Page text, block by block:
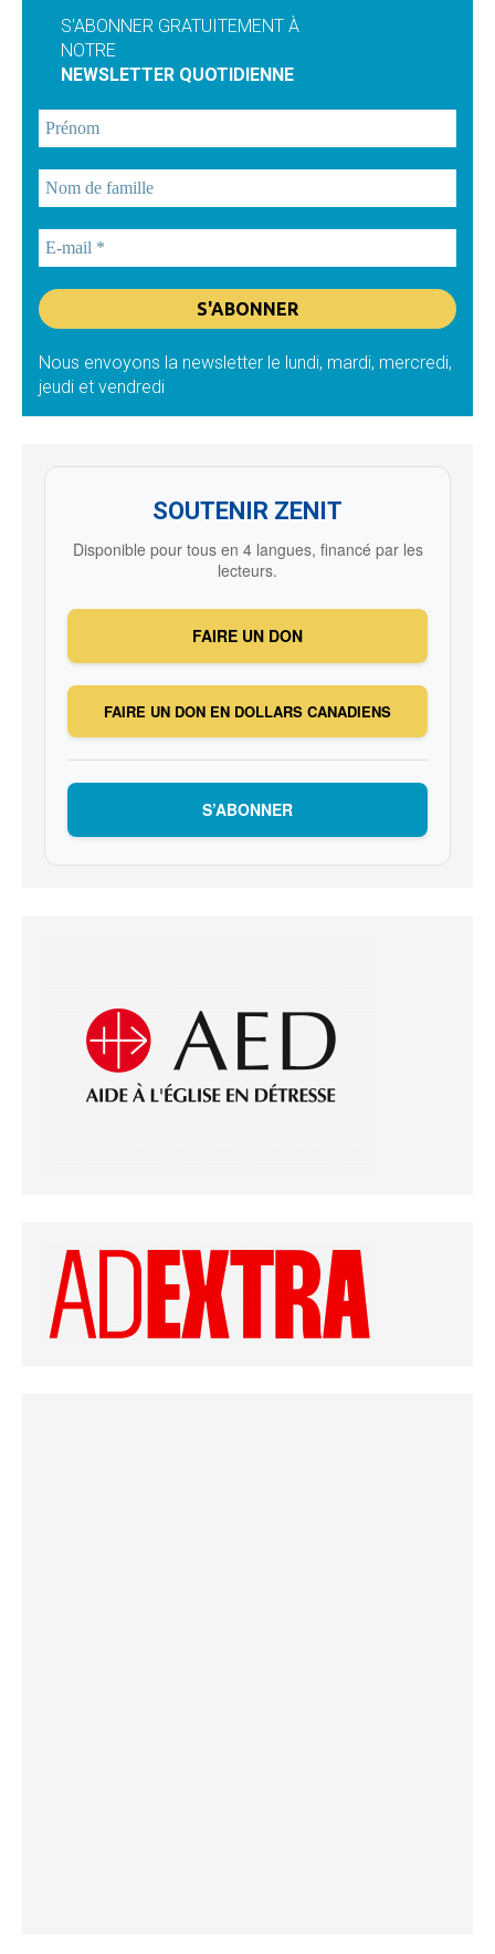
S'ABONNER GRATUITEMENT À
NOTRE
NEWSLETTER QUOTIDIENNE
Nous envoyons la newsletter le lundi, mardi, mercredi,
jeudi et vendredi
SOUTENIR ZENIT
Disponible pour tous en 4 langues, financé par les
lecteurs.
FAIRE UN DON
FAIRE UN DON EN DOLLARS CANADIENS
S’ABONNER